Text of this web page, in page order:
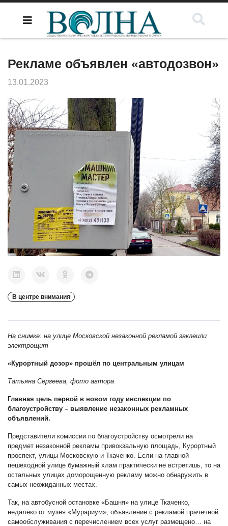
Рекламе объявлен «автодозвон»
13.01.2023
В центре внимания
На снимке: на улице Московской незаконной рекламой заклеили
электрощит
«Курортный дозор» прошёл по центральным улицам
Татьяна Сергеева, фото автора
Главная цель первой в новом году инспекции по
благоустройству – выявление незаконных рекламных
объявлений.
Представители комиссии по благоустройству осмотрели на
предмет незаконной рекламы привокзальную площадь, Курортный
проспект, улицы Московскую и Ткаченко. Если на главной
пешеходной улице бумажный хлам практически не встретишь, то на
остальных улицах доморощенную рекламу можно обнаружить в
самых неожиданных местах.
Так, на автобусной остановке «Башня» на улице Ткаченко,
недалеко от музея «Мурариум», объявление с рекламой прачечной
самообслуживания с перечислением всех услуг размещено… на